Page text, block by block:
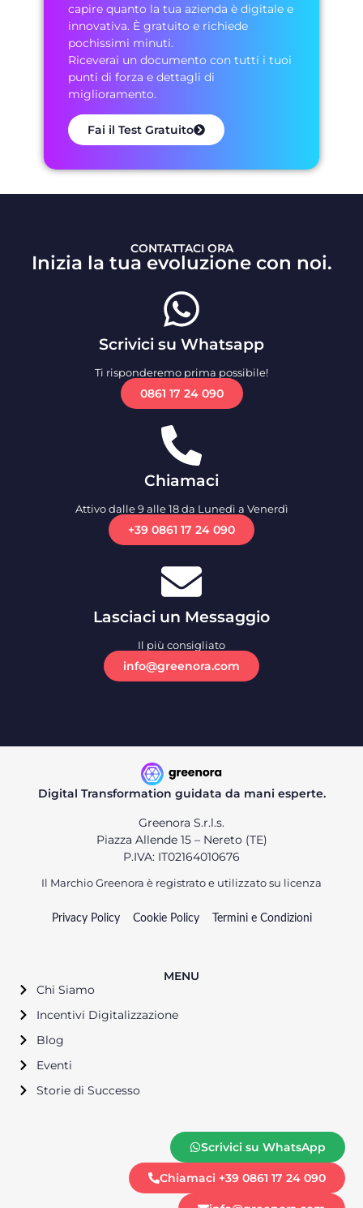
capire quanto la tua azienda è digitale e
innovativa. È gratuito e richiede
pochissimi minuti.
Riceverai un documento con tutti i tuoi
punti di forza e dettagli di
miglioramento.
Fai il Test Gratuito
CONTATTACI ORA
Inizia la tua evoluzione con noi.
Scrivici su Whatsapp
Ti risponderemo prima possibile!
0861 17 24 090
Chiamaci
Attivo dalle 9 alle 18 da Lunedì a Venerdì
+39 0861 17 24 090
Lasciaci un Messaggio
Il più consigliato
info@greenora.com
Digital Transformation guidata da mani esperte.
Greenora S.r.l.s.
Piazza Allende 15 – Nereto (TE)
P.IVA: IT02164010676
Il Marchio Greenora è registrato e utilizzato su licenza
Privacy Policy Cookie Policy Termini e Condizioni
MENU
Chi Siamo
Incentivi Digitalizzazione
Blog
Eventi
Storie di Successo
Scrivici su WhatsApp
Chiamaci +39 0861 17 24 090